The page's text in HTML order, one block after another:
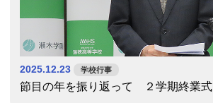
2025.12.23 学校行事
節目の年を振り返って ２学期終業式